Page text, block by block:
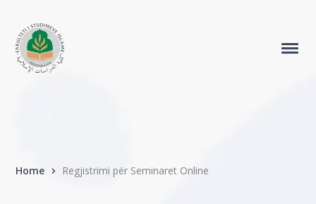
Home Regjistrimi për Seminaret Online